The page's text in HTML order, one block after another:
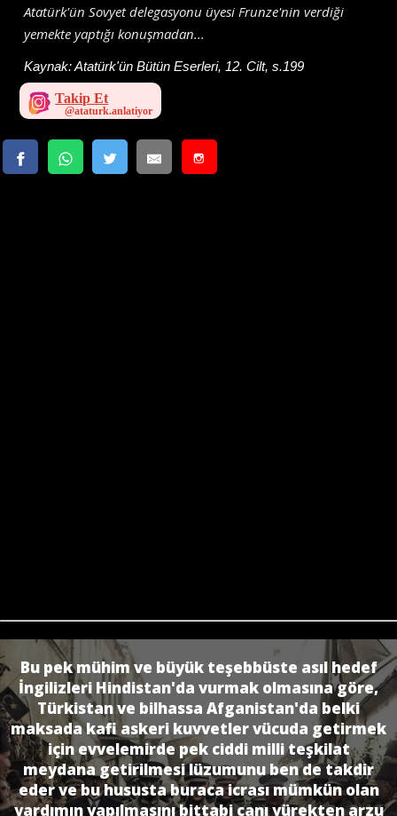
Atatürk'ün Sovyet delegasyonu üyesi Frunze'nin verdiği
yemekte yaptığı konuşmadan...
Kaynak:Atatürk'ün Bütün Eserleri, 12. Cilt, s.199
Takip Et
Bu pek mühim ve büyük teşebbüste asıl hedef
İngilizleri Hindistan'da vurmak olmasına göre,
Türkistan ve bilhassa Afganistan'da belki
maksada kafi askeri kuvvetler vücuda getirmek
için evvelemirde pek ciddi milli teşkilat
meydana getirilmesi lüzumunu ben de takdir
eder ve bu hususta buraca icrası mümkün olan
yardımın yapılmasını bittabi canı yürekten arzu